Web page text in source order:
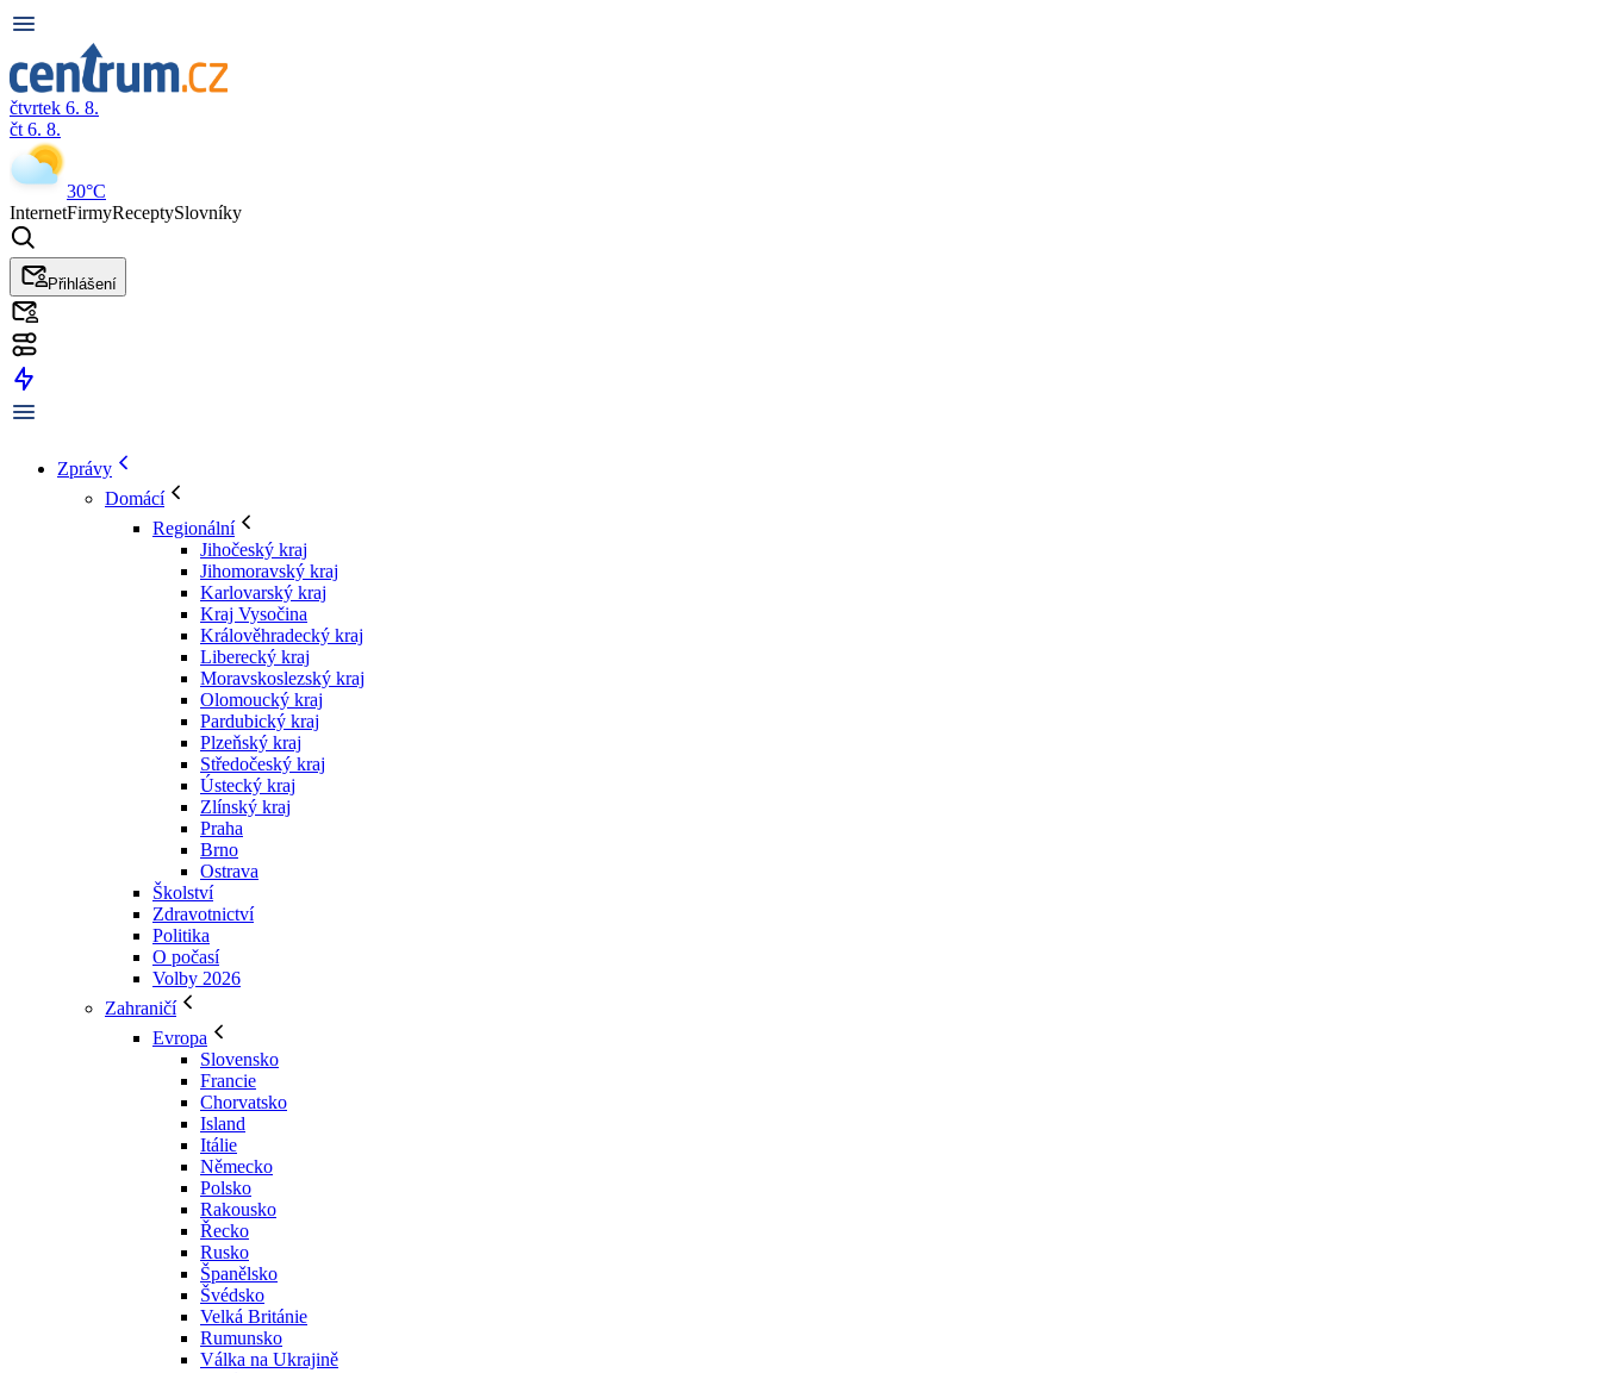
čtvrtek 6. 8.
čt 6. 8.
30°C
InternetFirmyReceptySlovníky
Přihlášení
Zprávy
Domácí
Regionální
Jihočeský kraj
Jihomoravský kraj
Karlovarský kraj
Kraj Vysočina
Králověhradecký kraj
Liberecký kraj
Moravskoslezský kraj
Olomoucký kraj
Pardubický kraj
Plzeňský kraj
Středočeský kraj
Ústecký kraj
Zlínský kraj
Praha
Brno
Ostrava
Školství
Zdravotnictví
Politika
O počasí
Volby 2026
Zahraničí
Evropa
Slovensko
Francie
Chorvatsko
Island
Itálie
Německo
Polsko
Rakousko
Řecko
Rusko
Španělsko
Švédsko
Velká Británie
Rumunsko
Válka na Ukrajině